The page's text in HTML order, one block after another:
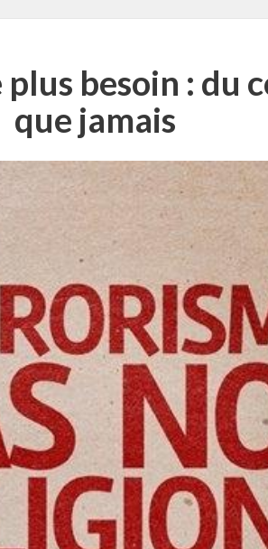
besoin : du
que jamais